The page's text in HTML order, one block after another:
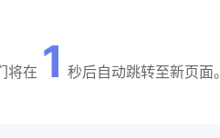
将在 1 秒后自动跳转至新页面。